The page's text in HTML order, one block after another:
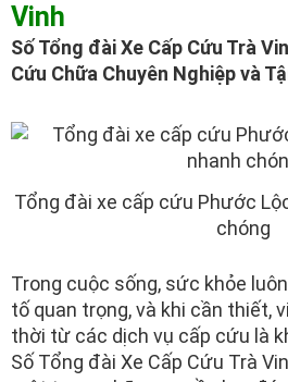
Vinh
Số Tổng đài Xe Cấp Cứu Trà
Cứu Chữa Chuyên Nghiệp và
Tổng đài xe cấp cứu Phước
chóng
Trong cuộc sống, sức khỏe
tố quan trọng, và khi cần thiết,
thời từ các dịch vụ cấp cứu là
Số Tổng đài Xe Cấp Cứu Trà